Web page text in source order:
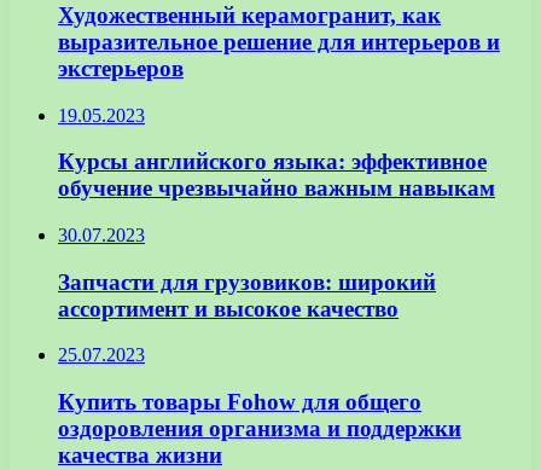
Художественный керамогранит, как
выразительное решение для интерьеров и
экстерьеров
19.05.2023
Курсы английского языка: эффективное
обучение чрезвычайно важным навыкам
30.07.2023
Запчасти для грузовиков: широкий
ассортимент и высокое качество
25.07.2023
Купить товары Fohow для общего
оздоровления организма и поддержки
качества жизни